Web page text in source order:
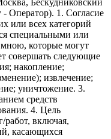
- Оператор). 1. Согласие
или всех категорий
специальными или
которые могут
совершать следующие
накопление;
извлечение;
уничтожение. 3.
средств
4. Цель
работ, включая,
касающихся